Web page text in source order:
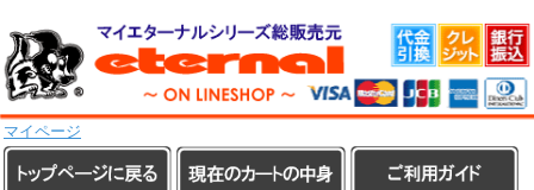
マイページ